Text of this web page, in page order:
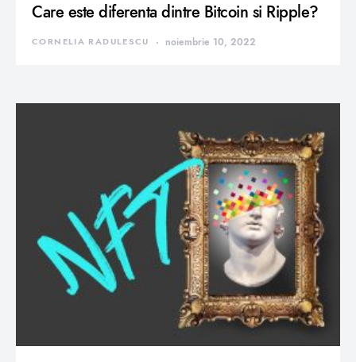
Care este diferenta dintre Bitcoin si Ripple?
CORNELIA RADULESCU noiembrie 10, 2022